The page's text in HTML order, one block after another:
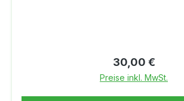
Regulärer Preis:
30,00 €
Preise inkl. MwSt.